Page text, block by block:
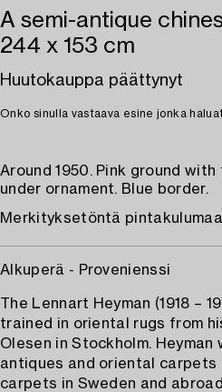
A semi-antique
244 x 153 cm
Huutokauppa päättynyt
Onko sinulla vastaava esine jonka
Around 1950. Pink ground
under ornament. Blue border.
Merkityksetöntä
Alkuperä - Provenienssi
The Lennart Heyman (1918 –
trained in oriental rugs from
Olesen in Stockholm.
antiques and oriental carpets
carpets in Sweden and